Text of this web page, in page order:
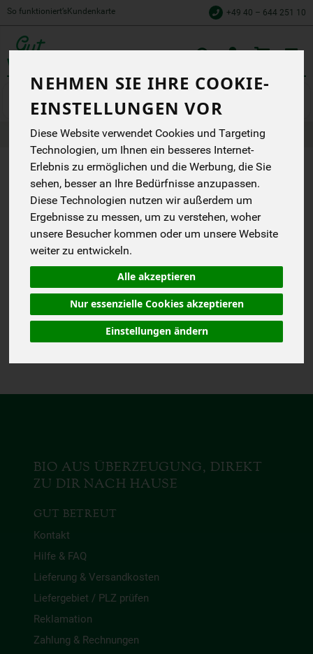
NEHMEN SIE IHRE COOKIE-
EINSTELLUNGEN VOR
Diese Website verwendet Cookies und Targeting
Technologien, um Ihnen ein besseres Internet-
Erlebnis zu ermöglichen und die Werbung, die Sie
sehen, besser an Ihre Bedürfnisse anzupassen.
Diese Technologien nutzen wir außerdem um
Ergebnisse zu messen, um zu verstehen, woher
unsere Besucher kommen oder um unsere Website
weiter zu entwickeln.
Alle akzeptieren
Nur essenzielle Cookies akzeptieren
Einstellungen ändern
So funktioniert’s Kundenkarte +49 40 – 644 251 10
Gemüse Salate & Kräuter
Produkte Gemüse Salate & Kräuter
PRODUKT
"SALAT
RADICCHIO"
NICHT
VERFÜGBAR.
Das von Dir gesuchte
Produkt ist leider zur Zeit
nicht verfügbar.
BIO AUS ÜBERZEUGUNG, DIREKT
ZU DIR NACH HAUSE
GUT BETREUT
Kontakt
Hilfe & FAQ
Lieferung & Versandkosten
Liefergebiet / PLZ prüfen
Reklamation
Zahlung & Rechnungen
cart